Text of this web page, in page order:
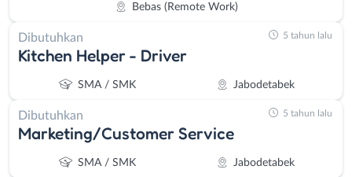
Bebas (Remote Work)
Dibutuhkan
Kitchen Helper - Driver
SMA / SMK Jabodetabek
5 tahun lalu
Dibutuhkan
Marketing/Customer Service
SMA / SMK Jabodetabek
5 tahun lalu